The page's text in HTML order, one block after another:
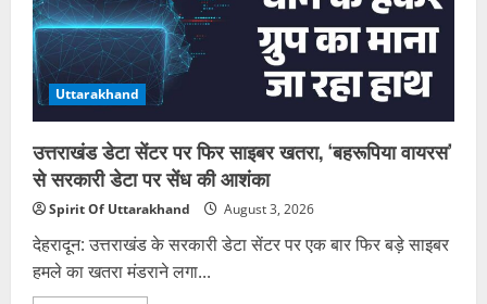
में
उमड़ा
आस्था
का
सैलाब
Uttarakhand
उत्तराखंड डेटा सेंटर पर फिर साइबर खतरा, ‘बहरूपिया वायरस’
से सरकारी डेटा पर सेंध की आशंका
Spirit Of Uttarakhand August 3, 2026
देहरादून: उत्तराखंड के सरकारी डेटा सेंटर पर एक बार फिर बड़े साइबर
हमले का खतरा मंडराने लगा...